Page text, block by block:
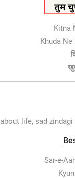
Kitna
Khuda
life, sad
Sar-e-